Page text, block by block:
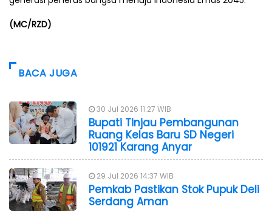
(MC/RZD)
BACA JUGA
30 Jul 2026 11:27 WIB
Bupati Tinjau Pembangunan
Ruang Kelas Baru SD Negeri
101921 Karang Anyar
29 Jul 2026 14:37 WIB
Pemkab Pastikan Stok Pupuk Deli
Serdang Aman